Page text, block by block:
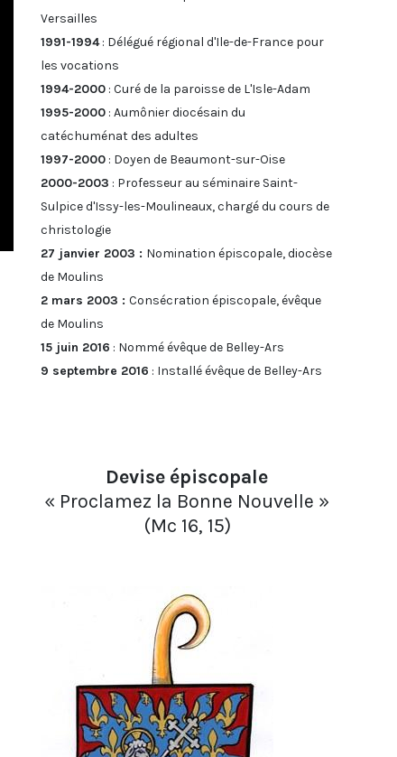
Versailles
1991-1994: Délégué régional d'Ile-de-France pour
les vocations
1994-2000: Curé de la paroisse de L'Isle-Adam
1995-2000: Aumônier diocésain du
catéchuménat des adultes
1997-2000: Doyen de Beaumont-sur-Oise
2000-2003 : Professeur au séminaire Saint-
Sulpice d'Issy-les-Moulineaux, chargé du cours de
christologie
27 janvier 2003 : Nomination épiscopale, diocèse
de Moulins
2 mars 2003 : Consécration épiscopale, évêque
de Moulins
15 juin 2016 : Nommé évêque de Belley-Ars
9 septembre 2016 : Installé évêque de Belley-Ars
Devise épiscopale
« Proclamez la Bonne Nouvelle »
(Mc 16, 15)